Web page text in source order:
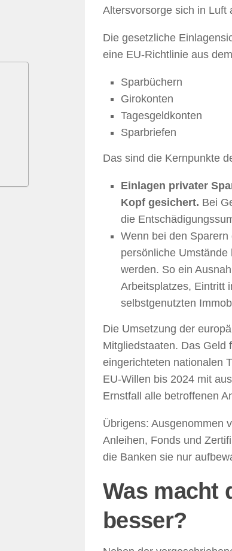
Altersvorsorge sich in Luft
Die gesetzliche
eine EU-Richtlinie aus
Sparbüchern
Girokonten
Tagesgeldkonten
Sparbriefen
Das sind die Kernpunkte
Einlagen privater
Kopf gesichert. Bei
die
Wenn bei den
persönliche
werden. So ein
Arbeitsplatzes, Eintritt
selbstgenutzten
Die Umsetzung der
Mitgliedstaaten. Das Geld
eingerichteten nationalen
EU-Willen bis 2024 mit
Ernstfall alle betroffenen
Übrigens: Ausgenommen
Anleihen, Fonds und
die Banken sie nur
Was macht
besser?